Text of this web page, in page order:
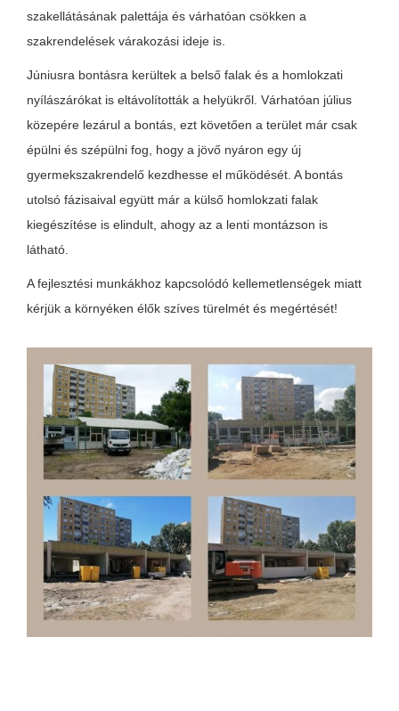
szakellátásának palettája és várhatóan csökken a
szakrendelések várakozási ideje is.
Júniusra bontásra kerültek a belső falak és a homlokzati
nyílászárókat is eltávolították a helyükről. Várhatóan július
közepére lezárul a bontás, ezt követően a terület már csak
épülni és szépülni fog, hogy a jövő nyáron egy új
gyermekszakrendelő kezdhesse el működését. A bontás
utolsó fázisaival együtt már a külső homlokzati falak
kiegészítése is elindult, ahogy az a lenti montázson is
látható.
A fejlesztési munkákhoz kapcsolódó kellemetlenségek miatt
kérjük a környéken élők szíves türelmét és megértését!